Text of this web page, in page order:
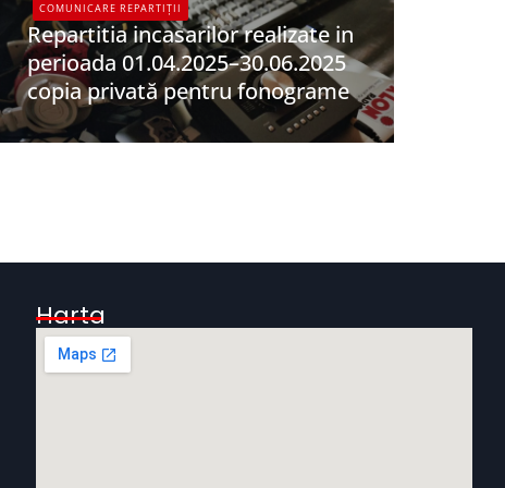
COMUNICARE REPARTIȚII
Repartitia incasarilor realizate in
perioada 01.04.2025–30.06.2025
copia privată pentru fonograme
UPFR
Harta